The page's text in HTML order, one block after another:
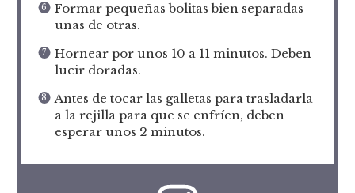
Formar pequeñas bolitas bien separadas
unas de otras.
Hornear por unos 10 a 11 minutos. Deben
lucir doradas.
Antes de tocar las galletas para trasladarla
a la rejilla para que se enfríen, deben
esperar unos 2 minutos.